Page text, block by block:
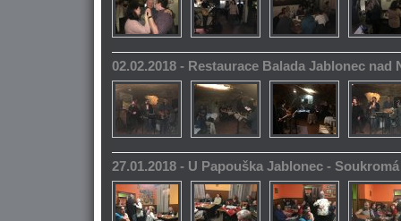
02.02.2018 - Restaurace Balada Jablonec nad
27.01.2018 - U Papouška Jablonec -